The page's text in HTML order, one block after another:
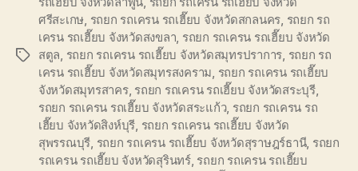
Tags
ศรีสะเกษ, รถยก รถเครน รถเฮี๊ยบ จังหวัดสกลนคร, รถยก รถ
เครน รถเฮี๊ยบ จังหวัดสงขลา, รถยก รถเครน รถเฮี๊ยบ จังหวัด
สตูล, รถยก รถเครน รถเฮี๊ยบ จังหวัดสมุทรปราการ, รถยก รถ
เครน รถเฮี๊ยบ จังหวัดสมุทรสงคราม, รถยก รถเครน รถเฮี๊ยบ
จังหวัดสมุทรสาคร, รถยก รถเครน รถเฮี๊ยบ จังหวัดสระบุรี,
รถยก รถเครน รถเฮี๊ยบ จังหวัดสระแก้ว, รถยก รถเครน รถ
เฮี๊ยบ จังหวัดสิงห์บุรี, รถยก รถเครน รถเฮี๊ยบ จังหวัด
สุพรรณบุรี, รถยก รถเครน รถเฮี๊ยบ จังหวัดสุราษฎร์ธานี, รถยก
รถเครน รถเฮี๊ยบ จังหวัดสุรินทร์, รถยก รถเครน รถเฮี๊ยบ